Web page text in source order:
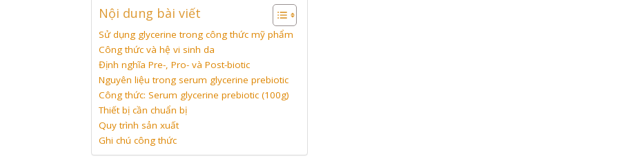
Nội dung bài viết
Sử dụng glycerine trong công thức mỹ phẩm
Công thức và hệ vi sinh da
Định nghĩa Pre-, Pro- và Post-biotic
Nguyên liệu trong serum glycerine prebiotic
Công thức: Serum glycerine prebiotic (100g)
Thiết bị cần chuẩn bị
Quy trình sản xuất
Ghi chú công thức